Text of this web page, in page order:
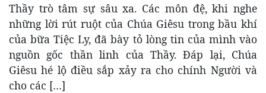
Thầy trò tâm sự sâu xa. Các môn đệ, khi nghe
những lời rút ruột của Chúa Giêsu trong bầu khí
của bữa Tiệc Ly, đã bày tỏ lòng tin của mình vào
nguồn gốc thần linh của Thầy. Đáp lại, Chúa
Giêsu hé lộ điều sắp xảy ra cho chính Người và
cho các […]